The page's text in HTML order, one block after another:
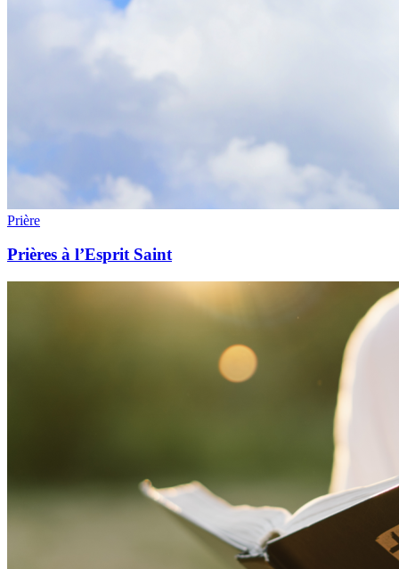
Prière
Prières à l’Esprit Saint